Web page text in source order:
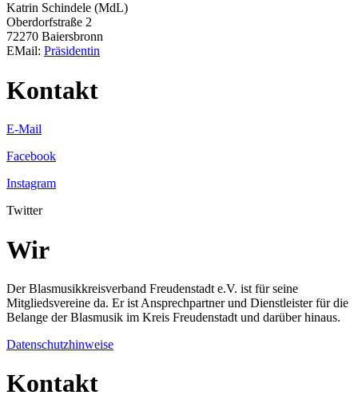
Katrin Schindele (MdL)
Oberdorfstraße 2
72270 Baiersbronn
EMail: Präsidentin
Kontakt
E-Mail
Facebook
Instagram
Twitter
Wir
Der Blasmusikkreisverband Freudenstadt e.V. ist für seine
Mitgliedsvereine da. Er ist Ansprechpartner und Dienstleister für die
Belange der Blasmusik im Kreis Freudenstadt und darüber hinaus.
Datenschutzhinweise
Kontakt